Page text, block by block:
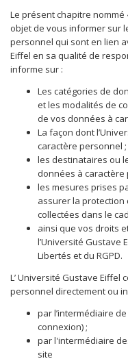
Le présent chapitre nommé
objet de vous informer sur
personnel qui sont en lien
Eiffel en sa qualité de
informe sur :
Les catégories de
et les modalités de
de vos données à
La façon dont
caractère personnel ;
les destinataires ou
données à caractère
les mesures prises
assurer la
collectées dans le
ainsi que vos droits
l’Université Gustave
Libertés et du RGPD.
L’ Université Gustave Eiffel
personnel directement ou
par l’intermédiaire
connexion) ;
par l'intermédiaire
site